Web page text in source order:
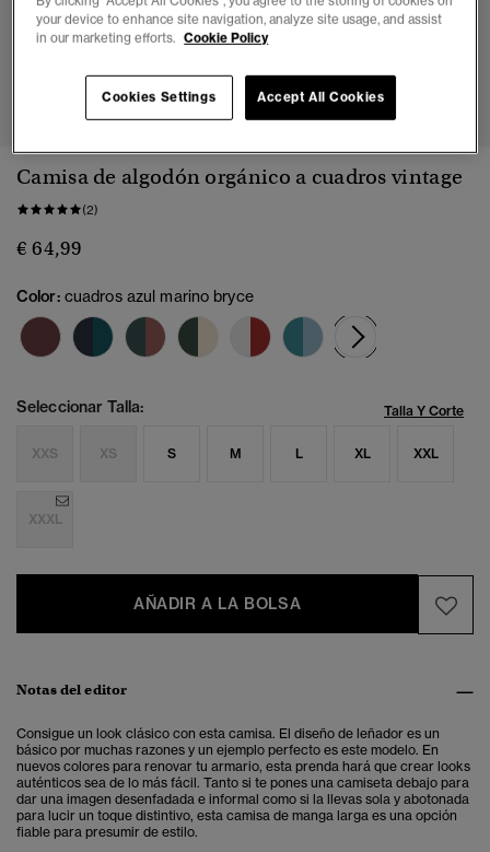
Camisa de algodón orgánico a cuadros vintage
(2)
€ 64,99
Color: cuadros azul marino bryce
Seleccionar Talla: Talla Y Corte
XXS XS S M L XL XXL
XXXL
AÑADIR A LA BOLSA
Notas del editor
Consigue un look clásico con esta camisa. El diseño de leñador es un
básico por muchas razones y un ejemplo perfecto es este modelo. En
nuevos colores para renovar tu armario, esta prenda hará que crear looks
auténticos sea de lo más fácil. Tanto si te pones una camiseta debajo para
dar una imagen desenfadada e informal como si la llevas sola y abotonada
para lucir un toque distintivo, esta camisa de manga larga es una opción
fiable para presumir de estilo.
your device to enhance site navigation, analyze site usage, and assist
in our marketing efforts. Cookie Policy
Accept All Cookies
Cookies Settings